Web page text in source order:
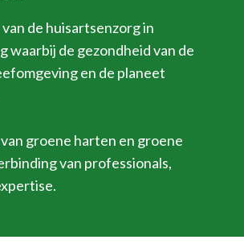
de huisartsenzorg in
waarbij de gezondheid van de
en de planeet
groene harten en groene
van professionals,